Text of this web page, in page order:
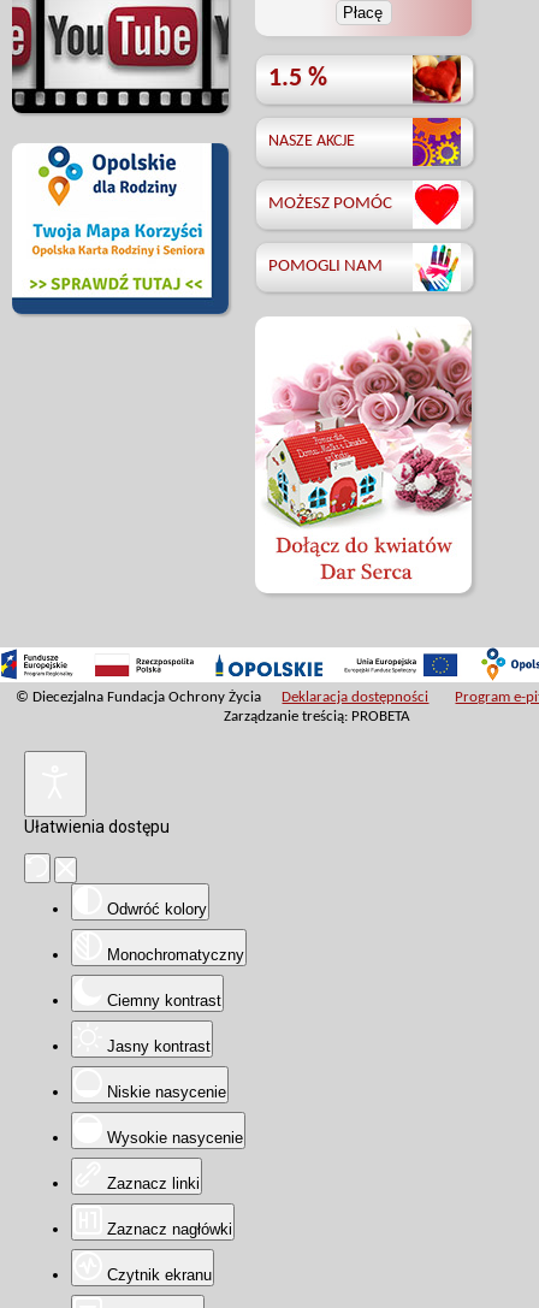
1.5 %
NASZE AKCJE
MOŻESZ POMÓC
POMOGLI NAM
© Diecezjalna Fundacja Ochrony Życia Deklaracja dostępności
Program e-
Zarządzanie treścią: PROBETA
Ułatwienia dostępu
Odwróć kolory
Monochromatyczny
Ciemny kontrast
Jasny kontrast
Niskie nasycenie
Wysokie nasycenie
Zaznacz linki
Zaznacz nagłówki
Czytnik ekranu